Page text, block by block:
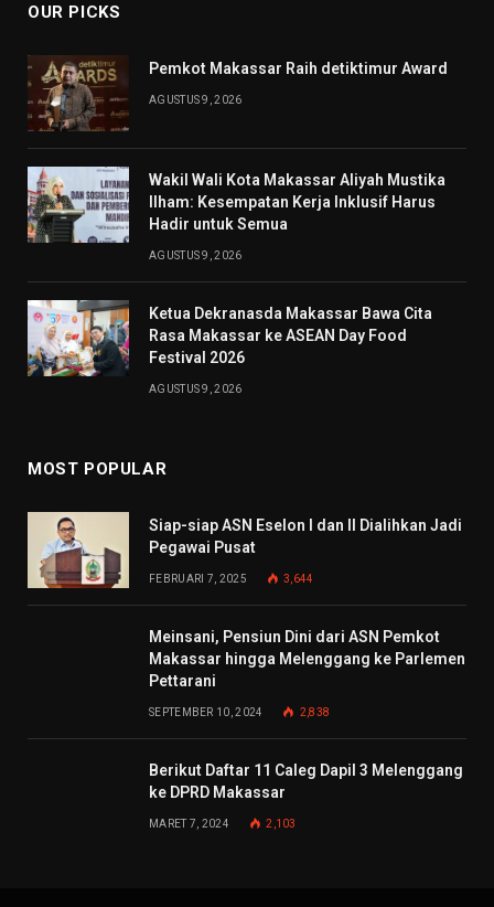
OUR PICKS
Pemkot Makassar Raih detiktimur Award
AGUSTUS 9, 2026
Wakil Wali Kota Makassar Aliyah Mustika
Ilham: Kesempatan Kerja Inklusif Harus
Hadir untuk Semua
AGUSTUS 9, 2026
Ketua Dekranasda Makassar Bawa Cita
Rasa Makassar ke ASEAN Day Food
Festival 2026
AGUSTUS 9, 2026
MOST POPULAR
Siap-siap ASN Eselon I dan II Dialihkan Jadi
Pegawai Pusat
FEBRUARI 7, 2025 3,644
Meinsani, Pensiun Dini dari ASN Pemkot
Makassar hingga Melenggang ke Parlemen
Pettarani
SEPTEMBER 10, 2024 2,838
Berikut Daftar 11 Caleg Dapil 3 Melenggang
ke DPRD Makassar
MARET 7, 2024 2,103